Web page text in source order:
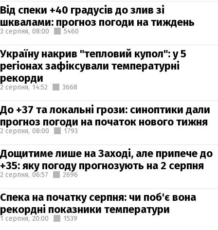
Від спеки +40 градусів до злив зі
шквалами: прогноз погоди на тиждень
3 серпня, 08:00 5460
Україну накрив "тепловий купол": у 5
регіонах зафіксували температурні
рекорди
2 серпня, 14:52 3668
До +37 та локальні грози: синоптики дали
прогноз погоди на початок нового тижня
2 серпня, 08:00 1793
Дощитиме лише на Заході, але припече до
+35: яку погоду прогнозують на 2 серпня
2 серпня, 06:57 2696
Спека на початку серпня: чи поб'є вона
рекордні показники температури
1 серпня, 20:00 1539